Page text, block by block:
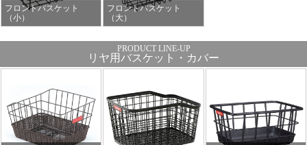
フロントバスケット
（小）
フロントバスケット
（大）
リヤ用バスケット・カバー